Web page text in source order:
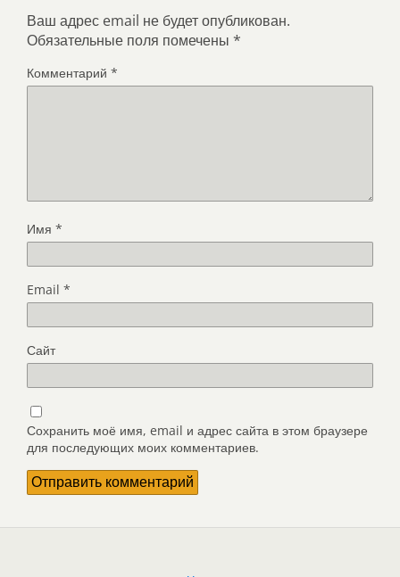
s
s
n
т
ь
Ваш адрес email не будет опубликован.
Обязательные поля помечены *
Комментарий *
Имя *
Email *
Сайт
Сохранить моё имя, email и адрес сайта в этом браузере
для последующих моих комментариев.